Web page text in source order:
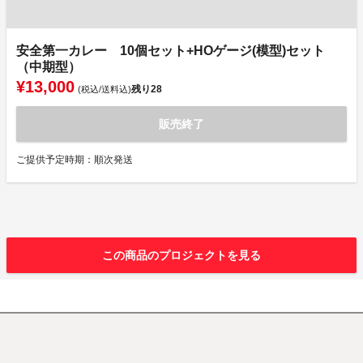
安全第一カレー 10個セット+HOゲージ(模型)セット
（中期型）
¥13,000 (税込/送料込)残り28
販売終了
ご提供予定時期：順次発送
この商品のプロジェクトを見る